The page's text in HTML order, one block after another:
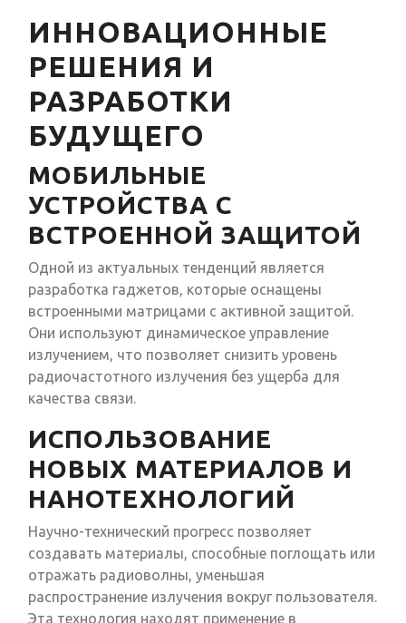
ИННОВАЦИОННЫЕ
РЕШЕНИЯ И
РАЗРАБОТКИ
БУДУЩЕГО
МОБИЛЬНЫЕ
УСТРОЙСТВА С
ВСТРОЕННОЙ ЗАЩИТОЙ
Одной из актуальных тенденций является
разработка гаджетов, которые оснащены
встроенными матрицами с активной защитой.
Они используют динамическое управление
излучением, что позволяет снизить уровень
радиочастотного излучения без ущерба для
качества связи.
ИСПОЛЬЗОВАНИЕ
НОВЫХ МАТЕРИАЛОВ И
НАНОТЕХНОЛОГИЙ
Научно-технический прогресс позволяет
создавать материалы, способные поглощать или
отражать радиоволны, уменьшая
распространение излучения вокруг пользователя.
Эта технология находят применение в